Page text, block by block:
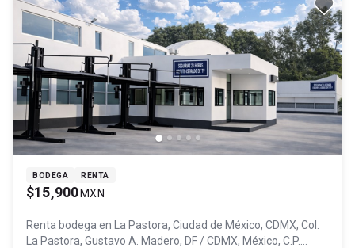
BODEGA RENTA
$15,900 MXN
Renta bodega en
La Pastora, Ciudad de México, CDMX, Col.
La Pastora, Gustavo A. Madero, DF / CDMX, México, C.P.